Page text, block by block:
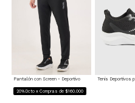
Pantalón con Screen - Deportivo
20%Dcto x Compras de $160.000
Tenis Deportivos